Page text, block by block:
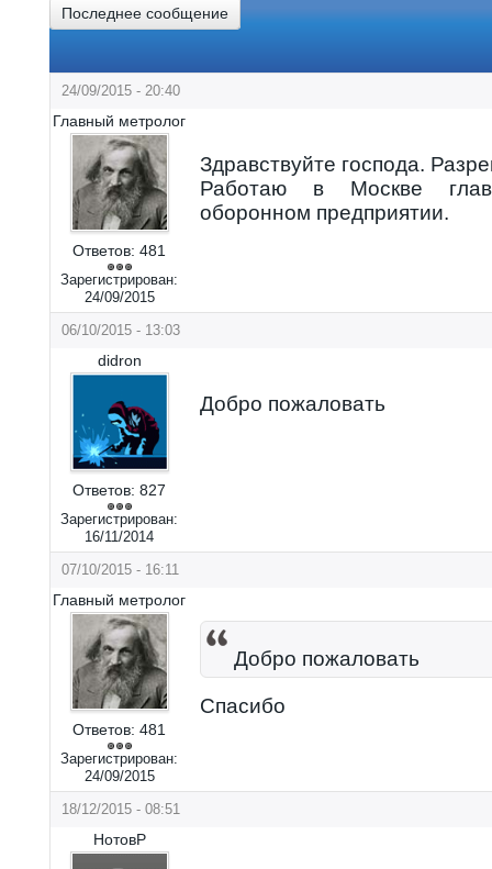
Последнее сообщение
24/09/2015 - 20:40
Главный метролог
Ответов: 481
Зарегистрирован:
24/09/2015
Здравствуйте господа.
Работаю в Москве
оборонном предприятии.
06/10/2015 - 13:03
didron
Ответов: 827
Зарегистрирован:
16/11/2014
Добро пожаловать
07/10/2015 - 16:11
Главный метролог
Ответов: 481
Зарегистрирован:
24/09/2015
Добро пожаловать
Спасибо
18/12/2015 - 08:51
НотовР